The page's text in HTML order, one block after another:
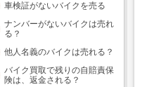
車検証がないバイクを売る
ナンバーがないバイクは売れ
る？
他人名義のバイクは売れる？
バイク買取で残りの自賠責保
険は、返金される？